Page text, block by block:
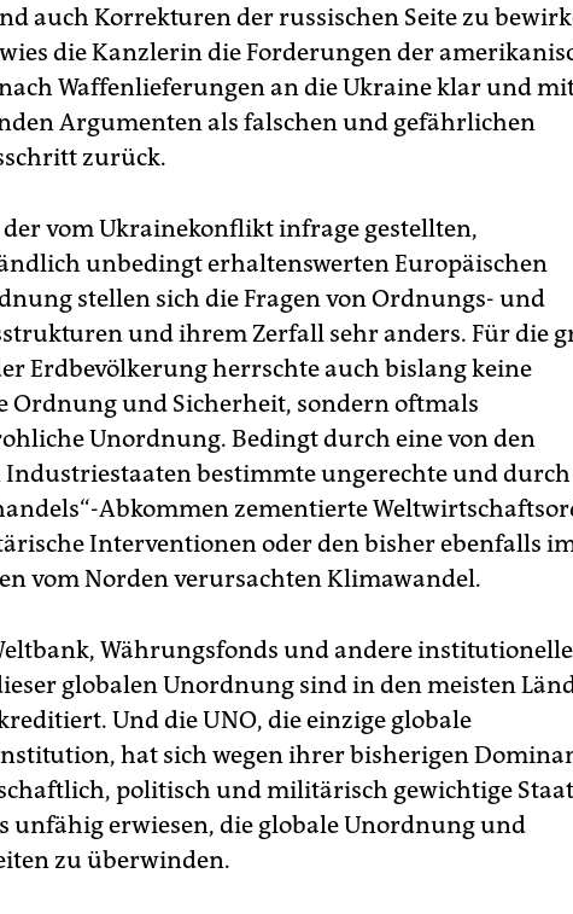
auch Korrekturen der russischen Seite zu
die Kanzlerin die Forderungen der
Waffenlieferungen an die Ukraine klar und
Argumenten als falschen und gefährlichen
zurück.
vom Ukrainekonflikt infrage gestellten,
unbedingt erhaltenswerten Europäischen
stellen sich die Fragen von Ordnungs- und
und ihrem Zerfall sehr anders. Für die
Erdbevölkerung herrschte auch bislang keine
Ordnung und Sicherheit, sondern oftmals
Unordnung. Bedingt durch eine von den
bestimmte ungerechte und
Abkommen zementierte
Interventionen oder den bisher ebenfalls
vom Norden verursachten Klimawandel.
Währungsfonds und andere institutionelle
globalen Unordnung sind in den meisten
Und die UNO, die einzige globale
hat sich wegen ihrer bisherigen
politisch und militärisch gewichtige
unfähig erwiesen, die globale Unordnung und
zu überwinden.